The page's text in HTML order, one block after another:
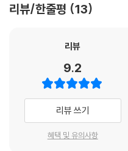
리뷰/한줄평 13
리뷰
9.2
리뷰 쓰기
혜택 및 유의사항